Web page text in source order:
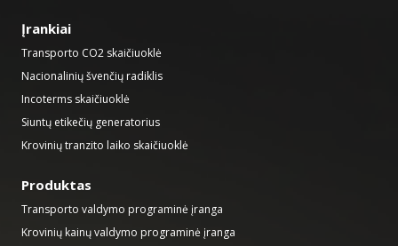
Įrankiai
Transporto CO2 skaičiuoklė
Nacionalinių švenčių radiklis
Incoterms skaičiuoklė
Siuntų etikečių generatorius
Krovinių tranzito laiko skaičiuoklė
Produktas
Transporto valdymo programinė įranga
Krovinių kainų valdymo programinė įranga